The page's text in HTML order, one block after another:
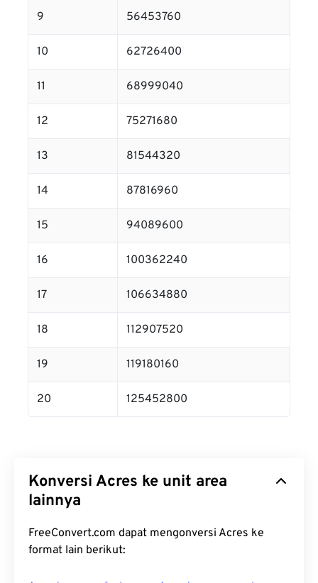
9 56453760
10 62726400
11 68999040
12 75271680
13 81544320
14 87816960
15 94089600
16 100362240
17 106634880
18 112907520
19 119180160
20 125452800
Konversi Acres ke unit area
lainnya
FreeConvert.com dapat mengonversi Acres ke
format lain berikut: